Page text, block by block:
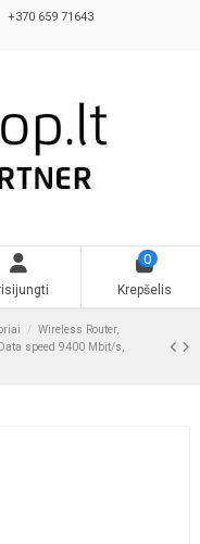
+370 659 71643
0
Krepšelis
Wireless Router,
speed 9400 Mbit/s,